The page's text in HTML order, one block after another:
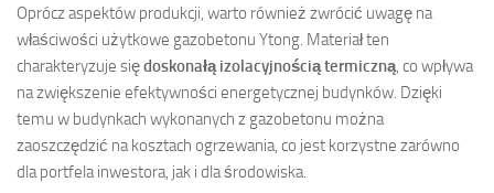
Oprócz aspektów produkcji, warto również zwrócić uwagę na
właściwości użytkowe gazobetonu Ytong. Materiał ten
charakteryzuje siędoskonałą izolacyjnością termiczną , co wpływa
na zwiększenie efektywności energetycznej budynków. Dzięki
temu w budynkach wykonanych z gazobetonu można
zaoszczędzić na kosztach ogrzewania, co jest korzystne zarówno
dla portfela inwestora, jak i dla środowiska.